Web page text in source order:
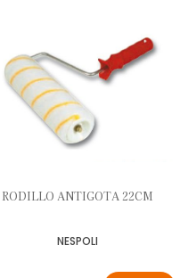
RODILLO ANTIGOTA 22CM
NESPOLI